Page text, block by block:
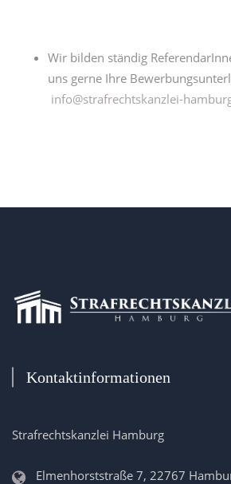
Wir bilden ständig
uns gerne Ihre
info@strafrechtskanzlei-
Kontaktinformationen
Strafrechtskanzlei Hamburg
Elmenhorststraße 7, 22767